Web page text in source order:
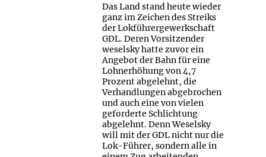
Das Land stand heute wieder
ganz im Zeichen des Streiks
der Lokführergewerkschaft
GDL. Deren Vorsitzender
weselsky hatte zuvor ein
Angebot der Bahn für eine
Lohnerhöhung von 4,7
Prozent abgelehnt, die
Verhandlungen abgebrochen
und auch eine von vielen
geforderte Schlichtung
abgelehnt. Denn Weselsky
will mit der GDL nicht nur die
Lok-Führer, sondern alle in